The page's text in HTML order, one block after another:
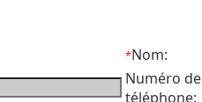
*Nom:
Numéro de
téléphone: